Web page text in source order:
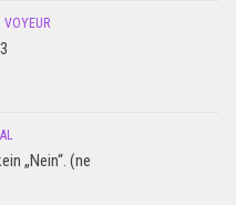
VOYEUR
„Nein“. (ne